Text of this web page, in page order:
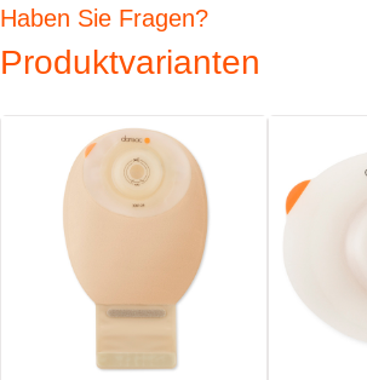
Zu viel Schutz gibt es nicht, wenn es um
Eigenschaften
Das EasiView™ Sichtfenster unterstützt
Der NovaLife™-Filter hilft, das Risiko des
Weicher, wasserabweisender
Auslass ist diskret an die Beutelform
Der Verschluss ist für eine einfache
Haben Sie Fragen?
Produktvarianten